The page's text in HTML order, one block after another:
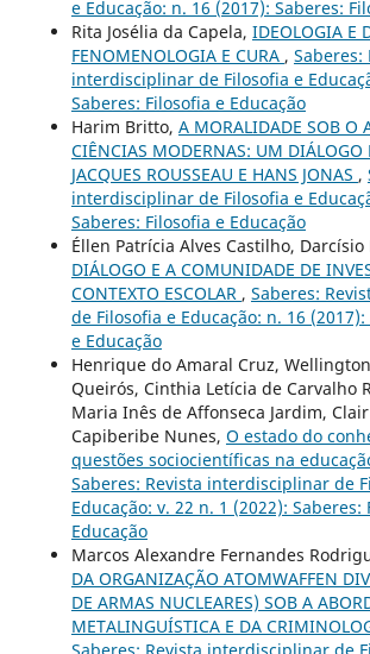
e Educação: n. 16 (2017): Saberes:
Rita Josélia da Capela, IDEOLOGIA E
FENOMENOLOGIA E CURA , Saberes:
interdisciplinar de Filosofia e
Saberes: Filosofia e Educação
Harim Britto, A MORALIDADE SOB O
CIÊNCIAS MODERNAS: UM DIÁLOGO
JACQUES ROUSSEAU E HANS JONAS ,
interdisciplinar de Filosofia e
Saberes: Filosofia e Educação
Éllen Patrícia Alves Castilho,
DIÁLOGO E A COMUNIDADE DE
CONTEXTO ESCOLAR , Saberes:
de Filosofia e Educação: n. 16
e Educação
Henrique do Amaral Cruz,
Queirós, Cinthia Letícia de Carvalho
Maria Inês de Affonseca Jardim,
Capiberibe Nunes, O estado do
questões sociocientíficas na
Saberes: Revista interdisciplinar de
Educação: v. 22 n. 1 (2022): Saberes:
Educação
Marcos Alexandre Fernandes
DA ORGANIZAÇÃO ATOMWAFFEN
DE ARMAS NUCLEARES) SOB A
METALINGUÍSTICA E DA